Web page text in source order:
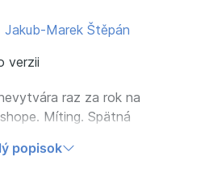
Jakub-Marek Štěpán
verzii
raz za rok na
Míting. Spätná
kultúru. Vyhnite sa
popisok